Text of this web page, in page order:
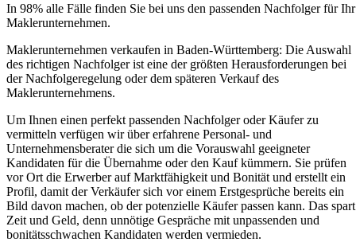
In 98% alle Fälle finden Sie bei uns den passenden Nachfolger für Ihr
Maklerunternehmen.
Maklerunternehmen verkaufen in Baden-Württemberg: Die Auswahl
des richtigen Nachfolger ist eine der größten Herausforderungen bei
der Nachfolgeregelung oder dem späteren Verkauf des
Maklerunternehmens.
Um Ihnen einen perfekt passenden Nachfolger oder Käufer zu
vermitteln verfügen wir über erfahrene Personal- und
Unternehmensberater die sich um die Vorauswahl geeigneter
Kandidaten für die Übernahme oder den Kauf kümmern. Sie prüfen
vor Ort die Erwerber auf Marktfähigkeit und Bonität und erstellt ein
Profil, damit der Verkäufer sich vor einem Erstgesprüche bereits ein
Bild davon machen, ob der potenzielle Käufer passen kann. Das spart
Zeit und Geld, denn unnötige Gespräche mit unpassenden und
bonitätsschwachen Kandidaten werden vermieden.